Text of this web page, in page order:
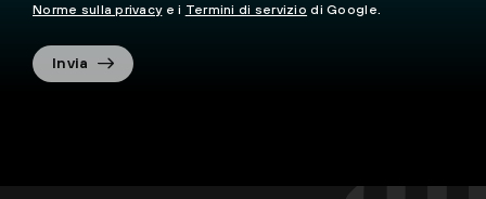
Norme sulla privacye i Termini di servizio di Google.
Invia